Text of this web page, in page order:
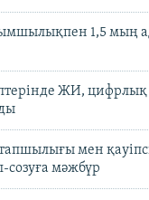
1,5 мың
ЖИ, цифрлық
мен
созуға мәжбүр